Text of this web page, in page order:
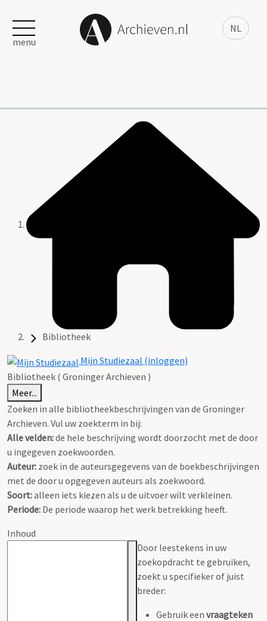
NL
menu
Bibliotheek
Mijn Studiezaal (inloggen)
Bibliotheek ( Groninger Archieven )
Meer...
Zoeken in alle bibliotheekbeschrijvingen van de Groninger
Archieven. Vul uw zoekterm in bij:
Alle velden:de hele beschrijving wordt doorzocht met de door
u ingegeven zoekwoorden.
Auteur: zoek in de auteursgegevens van de boekbeschrijvingen
met de door u opgegeven auteurs als zoekwoord.
Soort:alleen iets kiezen als u de uitvoer wilt verkleinen.
Periode: De periode waarop het werk betrekking heeft.
Inhoud
Door leestekens in uw
zoekopdracht te gebruiken,
zoekt u specifieker of juist
breder:
Gebruik een vraagteken